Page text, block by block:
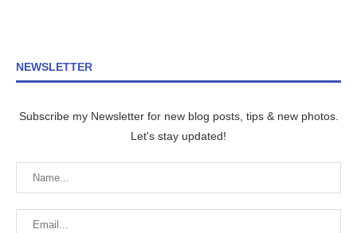
NEWSLETTER
Subscribe my Newsletter for new blog posts, tips & new photos.
Let's stay updated!